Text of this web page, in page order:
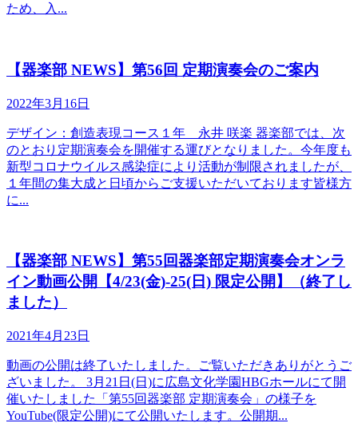
ため、入...
【器楽部 NEWS】第56回 定期演奏会のご案内
2022年3月16日
デザイン：創造表現コース１年 永井 咲楽 器楽部では、次
のとおり定期演奏会を開催する運びとなりました。今年度も
新型コロナウイルス感染症により活動が制限されましたが、
１年間の集大成と日頃からご支援いただいております皆様方
に...
【器楽部 NEWS】第55回器楽部定期演奏会オンラ
イン動画公開【4/23(金)-25(日) 限定公開】（終了し
ました）
2021年4月23日
動画の公開は終了いたしました。ご覧いただきありがとうご
ざいました。 3月21日(日)に広島文化学園HBGホールにて開
催いたしました「第55回器楽部 定期演奏会」の様子を
YouTube(限定公開)にて公開いたします。公開期...